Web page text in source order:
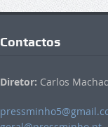
Contactos
Diretor: Carlos